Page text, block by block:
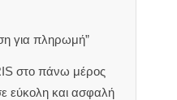
για πληρωμή”
στο πάνω μέρος
εύκολη και ασφαλή